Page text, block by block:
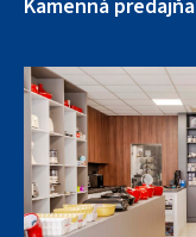
Kamenná predajňa